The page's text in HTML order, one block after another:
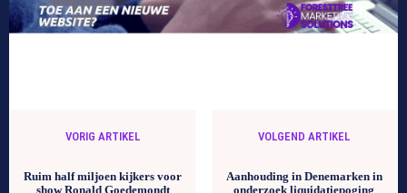
VORIG ARTIKEL
Ruim half miljoen kijkers voor
show Ronald Goedemondt
VOLGEND ARTIKEL
Aanhouding in Denemarken in
onderzoek liquidatiepoging